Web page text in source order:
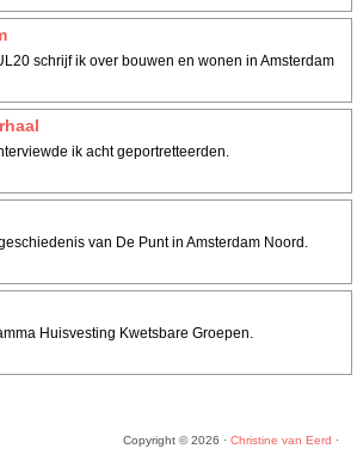
schrijf ik over bouwen en wonen in Amsterdam
ik acht geportretteerden.
van De Punt in Amsterdam Noord.
Huisvesting Kwetsbare Groepen.
Copyright © 2026 · Christine van Eerd ·